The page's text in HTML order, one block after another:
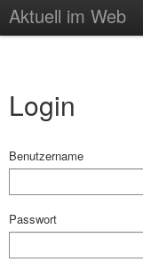
Aktuell im Web
Login
Benutzername
Passwort